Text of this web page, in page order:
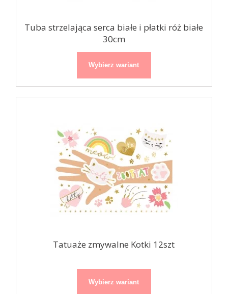
Tuba strzelająca serca białe i płatki róż białe
30cm
Wybierz wariant
Tatuaże zmywalne Kotki 12szt
Wybierz wariant